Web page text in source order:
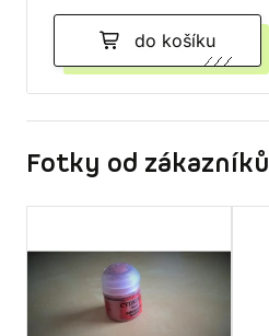
do košíku
Fotky od zákazníků